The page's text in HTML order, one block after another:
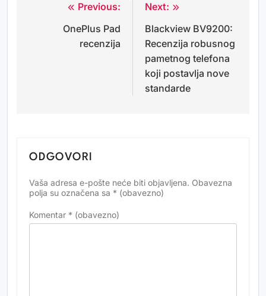
Navigacija
objava
Previous:
OnePlus Pad
recenzija
Next:
Blackview BV9200:
Recenzija robusnog
pametnog telefona
koji postavlja nove
standarde
ODGOVORI
Vaša adresa e-pošte neće biti objavljena. Obavezna
polja su označena sa * (obavezno)
Komentar * (obavezno)
Alternative: